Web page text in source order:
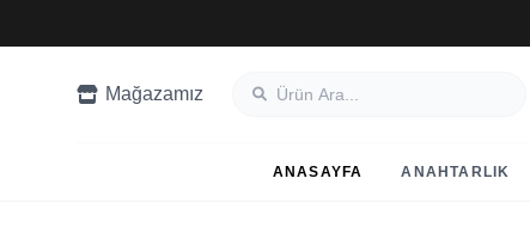
Mağazamız
ANASAYFA ANAHTARLIK